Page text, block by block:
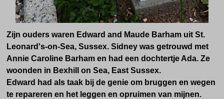
Zijn ouders waren Edward and Maude Barham uit St.
Leonard's-on-Sea, Sussex. Sidney was getrouwd met
Annie Caroline Barham en had een dochtertje Ada. Ze
woonden in Bexhill on Sea, East Sussex.
Edward had als taak bij de genie om bruggen en wegen
te repareren en het leggen en opruimen van mijnen.